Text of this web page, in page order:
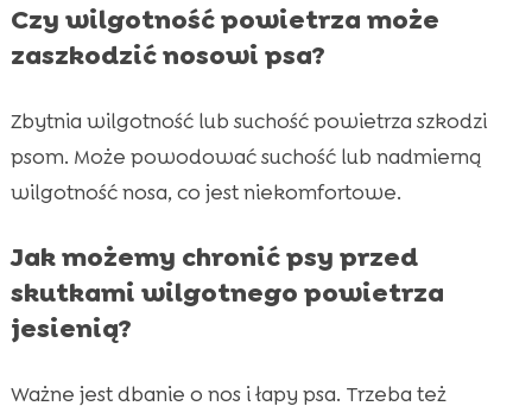
Czy wilgotność powietrza może
zaszkodzić nosowi psa?
Zbytnia wilgotność lub suchość powietrza szkodzi
psom. Może powodować suchość lub nadmierną
wilgotność nosa, co jest niekomfortowe.
Jak możemy chronić psy przed
skutkami wilgotnego powietrza
jesienią?
Ważne jest dbanie o nos i łapy psa. Trzeba też